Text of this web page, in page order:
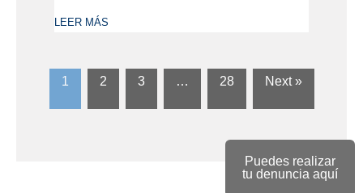
Puedes realizar
tu denuncia aquí
LEER MÁS
1 2 3 … 28 Next »